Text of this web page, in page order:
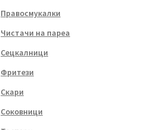
Правосмукалки
Чистачи на пареа
Сецкалници
Фритези
Скари
Соковници